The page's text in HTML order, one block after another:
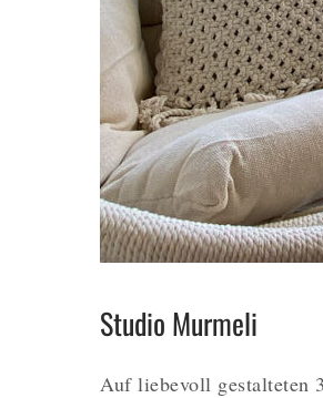
Studio Murmeli
Auf liebevoll gestalteten